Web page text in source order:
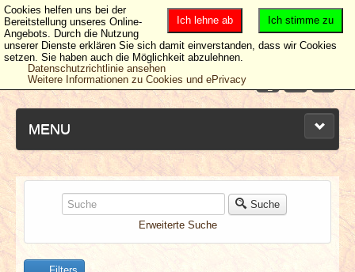
MENU
NEUESTE ARTIKEL
NEWS & DATES
Suche
Erweiterte Suche
Ich stimme zu
Ich lehne ab
Cookies helfen uns bei der
Bereitstellung unseres Online-
Angebots. Durch die Nutzung
unserer Dienste erklären Sie sich damit einverstanden, dass wir Cookies
setzen. Sie haben auch die Möglichkeit abzulehnen.
Datenschutzrichtlinie ansehen
Weitere Informationen zu Cookies und ePrivacy